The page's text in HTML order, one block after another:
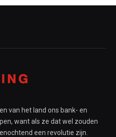
van het land ons bank- en
want als ze dat wel zouden
een revolutie zijn.